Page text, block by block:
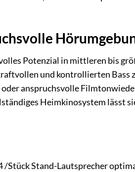
Potenzial in mittleren bis
und kontrollierten Bass
anspruchsvolle
Heimkinosystem lässt
Stück Stand-Lautsprecher